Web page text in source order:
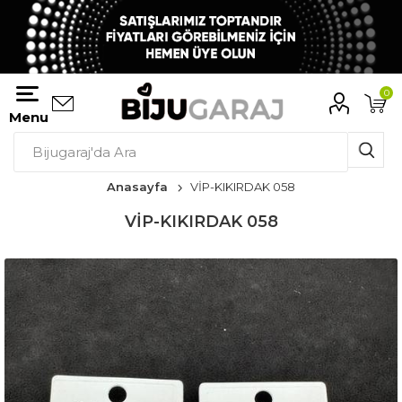
Menu
0
Anasayfa VİP-KIKIRDAK 058
VİP-KIKIRDAK 058